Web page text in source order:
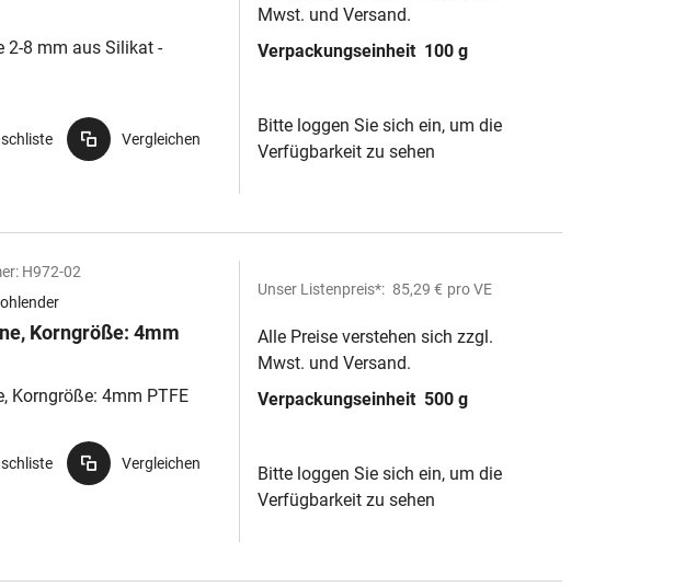
2-8 mm aus Silikat -
Vergleichen
Mwst. und Versand.
Verpackungseinheit 100 g
Bitte loggen Sie sich ein, um die
Verfügbarkeit zu sehen
H972-02
Korngröße: 4mm
Korngröße: 4mm PTFE
Vergleichen
Unser Listenpreis*: 85,29 € pro VE
Alle Preise verstehen sich zzgl.
Mwst. und Versand.
Verpackungseinheit 500 g
Bitte loggen Sie sich ein, um die
Verfügbarkeit zu sehen